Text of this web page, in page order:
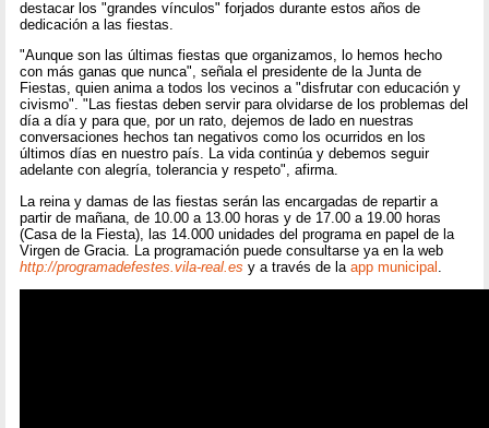
destacar los "grandes vínculos" forjados durante estos años de
dedicación a las fiestas.
"Aunque son las últimas fiestas que organizamos, lo hemos hecho
con más ganas que nunca", señala el presidente de la Junta de
Fiestas, quien anima a todos los vecinos a "disfrutar con educación y
civismo". "Las fiestas deben servir para olvidarse de los problemas del
día a día y para que, por un rato, dejemos de lado en nuestras
conversaciones hechos tan negativos como los ocurridos en los
últimos días en nuestro país. La vida continúa y debemos seguir
adelante con alegría, tolerancia y respeto", afirma.
La reina y damas de las fiestas serán las encargadas de repartir a
partir de mañana, de 10.00 a 13.00 horas y de 17.00 a 19.00 horas
(Casa de la Fiesta), las 14.000 unidades del programa en papel de la
Virgen de Gracia. La programación puede consultarse ya en la web
http://programadefestes.vila-real.es y a través de la app municipal